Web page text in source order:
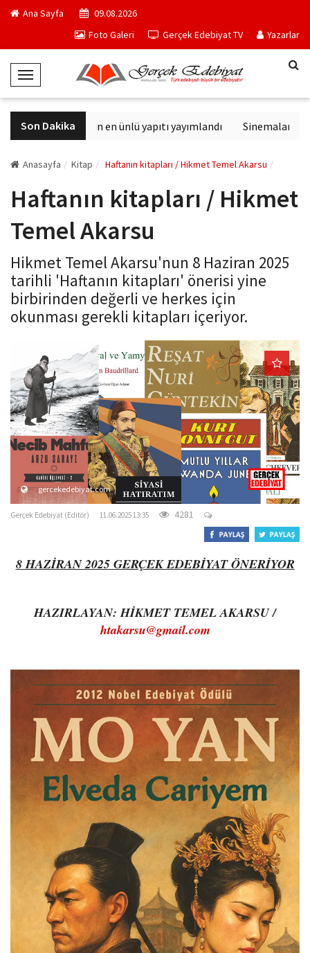
Ana Sayfa
09.08.2026
Foto Galeri
Gerçek Edebiyat TV Yazarlar
T
o
g
g
e
a
i
a
t
i
o
Son Dakika
Philip K. Dick'in en ünlü yapıtı yayımlandı Sinemalarda bu
Anasayfa Kitap Haftanın kitapları / Hikmet Temel Akarsu
Haftanın kitapları / Hikmet
Temel Akarsu
Hikmet Temel Akarsu'nun 8 Haziran 2025
tarihli 'Haftanın kitapları' önerisi yine
birbirinden değerli ve herkes için
okunması gerekli kitapları içeriyor.
gercekedebiyat.com
Gerçek Edebiyat (Editör) 11.06.2025 13:35 4281
8 HAZİRAN 2025 GERÇEK EDEBİYAT ÖNERİYOR
HAZIRLAYAN: HİKMET TEMEL AKARSU /
htakarsu@gmail.com